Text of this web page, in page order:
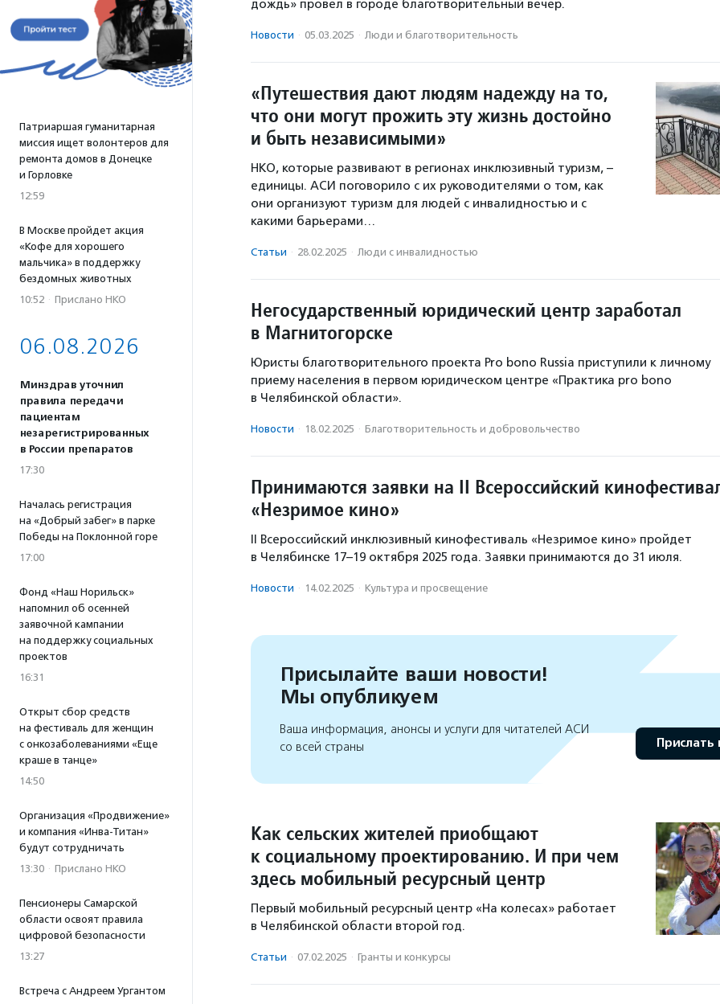
Патриаршая гуманитарная
миссия ищет волонтеров для
ремонта домов в Донецке
и Горловке
12:59
В Москве пройдет акция
«Кофе для хорошего
мальчика» в поддержку
бездомных животных
10:52 · Прислано НКО
06.08.2026
Минздрав уточнил
правила передачи
пациентам
незарегистрированных
в России препаратов
17:30
Началась регистрация
на «Добрый забег» в парке
Победы на Поклонной горе
17:00
Фонд «Наш Норильск»
напомнил об осенней
заявочной кампании
на поддержку социальных
проектов
16:31
Открыт сбор средств
на фестиваль для женщин
с онкозаболеваниями «Еще
краше в танце»
14:50
Организация «Продвижение»
и компания «Инва-Титан»
будут сотрудничать
13:30 · Прислано НКО
Пенсионеры Самарской
области освоят правила
цифровой безопасности
13:27
Встреча с Андреем Ургантом
дождь» провел в городе благотворительный вечер.
Новости · 05.03.2025 · Люди и благотвори­тель­ность
«Путешествия дают людям надежду на то,
что они могут прожить эту жизнь достойно
и быть независимыми»
НКО, которые развивают в регионах инклюзивный туризм, –
единицы. АСИ поговорило с их руководителями о том, как
они организуют туризм для людей с инвалидностью и с
какими барьерами…
Статьи · 28.02.2025 · Люди с инвалидностью
Негосударственный юридический центр заработал
в Магнитогорске
Юристы благотворительного проекта Pro bono Russia приступили к личному
приему населения в первом юридическом центре «Практика pro bono
в Челябинской области».
Новости · 18.02.2025 · Благотвори­тель­ность и доброволь­чест­во
Принимаются заявки на II Всероссийский
«Незримое кино»
II Всероссийский инклюзивный кинофестиваль «Незримое кино» пройдет
в Челябинске 17–19 октября 2025 года. Заявки принимаются до 31 июля.
Новости · 14.02.2025 · Культура и просвещение
Присылайте ваши новости!
Мы опубликуем
Ваша информация, анонсы и услуги для читателей АСИ
со всей страны
Прислать
Как сельских жителей приобщают
к социальному проектированию. И при чем
здесь мобильный ресурсный центр
Первый мобильный ресурсный центр «На колесах» работает
в Челябинской области второй год.
Статьи · 07.02.2025 · Гранты и конкурсы